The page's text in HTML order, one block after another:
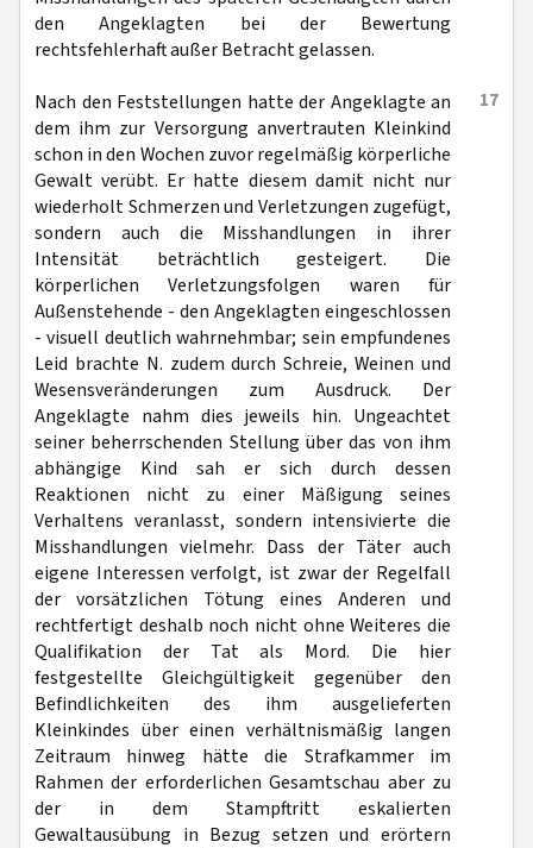
den Angeklagten bei der Bewertung
rechtsfehlerhaft außer Betracht gelassen.
17
Nach den Feststellungen hatte der Angeklagte an
dem ihm zur Versorgung anvertrauten Kleinkind
schon in den Wochen zuvor regelmäßig körperliche
Gewalt verübt. Er hatte diesem damit nicht nur
wiederholt Schmerzen und Verletzungen zugefügt,
sondern auch die Misshandlungen in ihrer
Intensität beträchtlich gesteigert. Die
körperlichen Verletzungsfolgen waren für
Außenstehende - den Angeklagten eingeschlossen
- visuell deutlich wahrnehmbar; sein empfundenes
Leid brachte N. zudem durch Schreie, Weinen und
Wesensveränderungen zum Ausdruck. Der
Angeklagte nahm dies jeweils hin. Ungeachtet
seiner beherrschenden Stellung über das von ihm
abhängige Kind sah er sich durch dessen
Reaktionen nicht zu einer Mäßigung seines
Verhaltens veranlasst, sondern intensivierte die
Misshandlungen vielmehr. Dass der Täter auch
eigene Interessen verfolgt, ist zwar der Regelfall
der vorsätzlichen Tötung eines Anderen und
rechtfertigt deshalb noch nicht ohne Weiteres die
Qualifikation der Tat als Mord. Die hier
festgestellte Gleichgültigkeit gegenüber den
Befindlichkeiten des ihm ausgelieferten
Kleinkindes über einen verhältnismäßig langen
Zeitraum hinweg hätte die Strafkammer im
Rahmen der erforderlichen Gesamtschau aber zu
der in dem Stampftritt eskalierten
Gewaltausübung in Bezug setzen und erörtern